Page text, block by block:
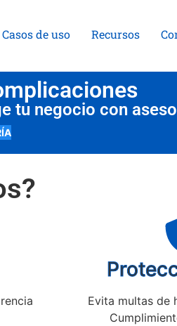
Casos de uso Recursos
tu negocio con
Evita multas de